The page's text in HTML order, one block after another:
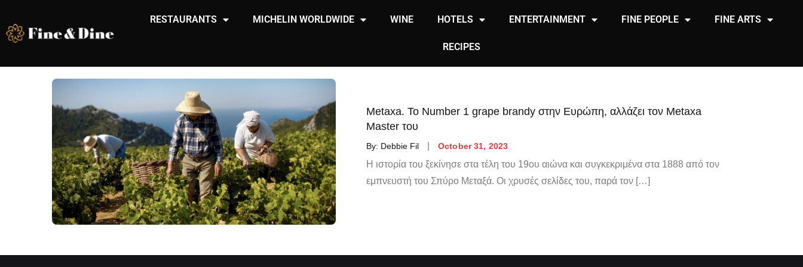
RESTAURANTS MICHELIN WORLDWIDE WINE HOTELS ENTERTAINMENT FINE PEOPLE FINE ARTS
RECIPES
Metaxa. Το Number 1 grape brandy στην Ευρώπη, αλλάζει τον Metaxa
Master του
By: Debbie Fil October 31, 2023
Η ιστορία του ξεκίνησε στα τέλη του 19ου αιώνα και συγκεκριμένα στα 1888 από τον
εμπνευστή του Σπύρο Μεταξά. Οι χρυσές σελίδες του, παρά τον […]